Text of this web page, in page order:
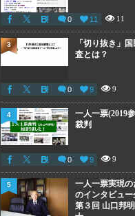
0 11 11
「切り抜き」
査とは？
0 9 9
3
一人一票(2019
裁判
0 9 9
4
一人一票実現の
のインタビュー
第３回 山口邦
5